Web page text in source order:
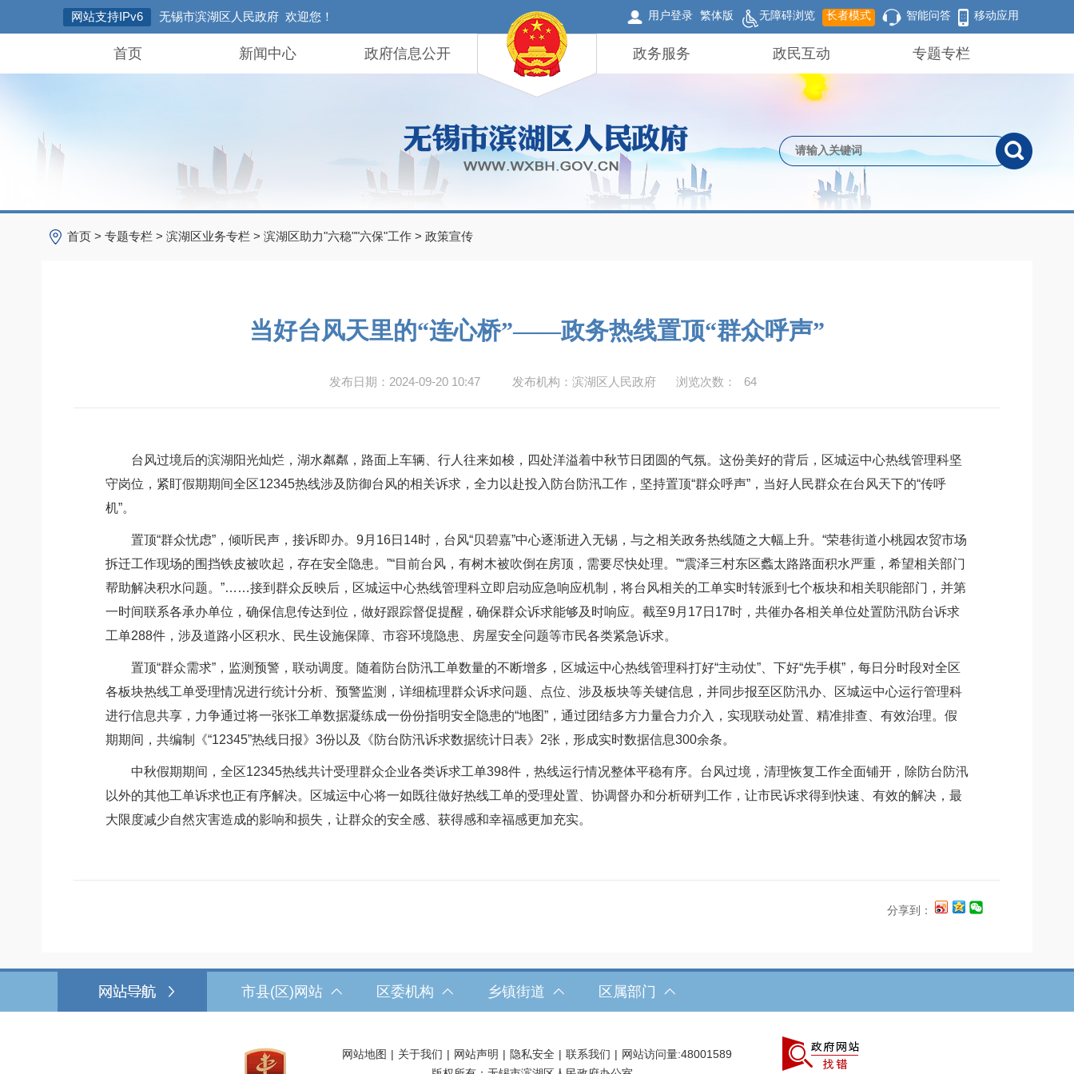
网站支持IPv6 无锡市滨湖区人民政府 欢迎您！ 用户登录 繁体版 无障碍浏览 长者模式 智能问答 移动应用
首页 新闻中心 政府信息公开 政务服务 政民互动 专题专栏
首页 > 专题专栏 > 滨湖区业务专栏 > 滨湖区助力"六稳""六保"工作 > 政策宣传
当好台风天里的“连心桥”——政务热线置顶“群众呼声”
发布日期：2024-09-20 10:47 发布机构：滨湖区人民政府 浏览次数： 64
台风过境后的滨湖阳光灿烂，湖水粼粼，路面上车辆、行人往来如梭，四处洋溢着中秋节日团圆的气氛。这份美好的背后，区城运中心热线管理科坚
守岗位，紧盯假期期间全区12345热线涉及防御台风的相关诉求，全力以赴投入防台防汛工作，坚持置顶“群众呼声”，当好人民群众在台风天下的“传呼
机”。
置顶“群众忧虑”，倾听民声，接诉即办。9月16日14时，台风“贝碧嘉”中心逐渐进入无锡，与之相关政务热线随之大幅上升。“荣巷街道小桃园农贸市场
拆迁工作现场的围挡铁皮被吹起，存在安全隐患。”“目前台风，有树木被吹倒在房顶，需要尽快处理。”“震泽三村东区蠡太路路面积水严重，希望相关部门
帮助解决积水问题。”……接到群众反映后，区城运中心热线管理科立即启动应急响应机制，将台风相关的工单实时转派到七个板块和相关职能部门，并第
一时间联系各承办单位，确保信息传达到位，做好跟踪督促提醒，确保群众诉求能够及时响应。截至9月17日17时，共催办各相关单位处置防汛防台诉求
工单288件，涉及道路小区积水、民生设施保障、市容环境隐患、房屋安全问题等市民各类紧急诉求。
置顶“群众需求”，监测预警，联动调度。随着防台防汛工单数量的不断增多，区城运中心热线管理科打好“主动仗”、下好“先手棋”，每日分时段对全区
各板块热线工单受理情况进行统计分析、预警监测，详细梳理群众诉求问题、点位、涉及板块等关键信息，并同步报至区防汛办、区城运中心运行管理科
进行信息共享，力争通过将一张张工单数据凝练成一份份指明安全隐患的“地图”，通过团结多方力量合力介入，实现联动处置、精准排查、有效治理。假
期期间，共编制《“12345”热线日报》3份以及《防台防汛诉求数据统计日表》2张，形成实时数据信息300余条。
中秋假期期间，全区12345热线共计受理群众企业各类诉求工单398件，热线运行情况整体平稳有序。台风过境，清理恢复工作全面铺开，除防台防汛
以外的其他工单诉求也正有序解决。区城运中心将一如既往做好热线工单的受理处置、协调督办和分析研判工作，让市民诉求得到快速、有效的解决，最
大限度减少自然灾害造成的影响和损失，让群众的安全感、获得感和幸福感更加充实。
分享到：
市县(区)网站 区委机构 乡镇街道 区属部门
网站地图 | 关于我们 | 网站声明 | 隐私安全 | 联系我们 | 网站访问量:48001589